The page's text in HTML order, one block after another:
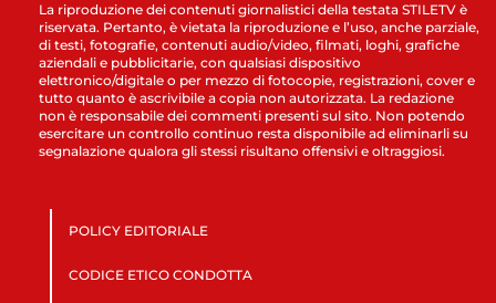
La riproduzione dei contenuti giornalistici della testata STILETV è
riservata. Pertanto, è vietata la riproduzione e l’uso, anche parziale,
di testi, fotografie, contenuti audio/video, filmati, loghi, grafiche
aziendali e pubblicitarie, con qualsiasi dispositivo
elettronico/digitale o per mezzo di fotocopie, registrazioni, cover e
tutto quanto è ascrivibile a copia non autorizzata. La redazione
non è responsabile dei commenti presenti sul sito. Non potendo
esercitare un controllo continuo resta disponibile ad eliminarli su
segnalazione qualora gli stessi risultano offensivi e oltraggiosi.
POLICY EDITORIALE
CODICE ETICO CONDOTTA